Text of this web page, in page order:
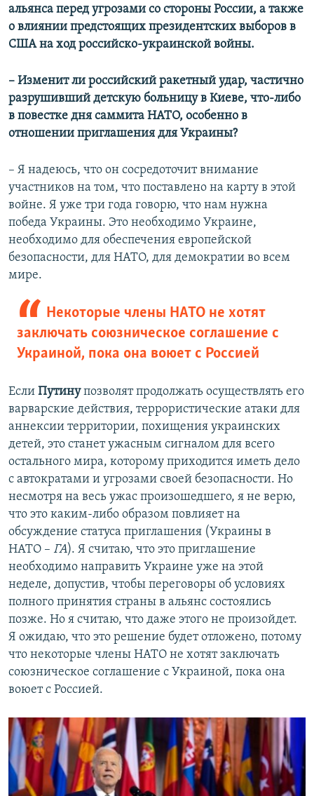
альянса перед угрозами со стороны России, а также
о влиянии предстоящих президентских выборов в
США на ход российско-украинской войны.
– Изменит ли российский ракетный удар, частично
разрушивший детскую больницу в Киеве, что-либо
в повестке дня саммита НАТО, особенно в
отношении приглашения для Украины?
– Я надеюсь, что он сосредоточит внимание
участников на том, что поставлено на карту в этой
войне. Я уже три года говорю, что нам нужна
победа Украины. Это необходимо Украине,
необходимо для обеспечения европейской
безопасности, для НАТО, для демократии во всем
мире.
Некоторые члены НАТО не хотят
заключать союзническое соглашение с
Украиной, пока она воюет с Россией
Если Путинупозволят продолжать осуществлять его
варварские действия, террористические атаки для
аннексии территории, похищения украинских
детей, это станет ужасным сигналом для всего
остального мира, которому приходится иметь дело
с автократами и угрозами своей безопасности. Но
несмотря на весь ужас произошедшего, я не верю,
что это каким-либо образом повлияет на
обсуждение статуса приглашения (Украины в
НАТО – ГА). Я считаю, что это приглашение
необходимо направить Украине уже на этой
неделе, допустив, чтобы переговоры об условиях
полного принятия страны в альянс состоялись
позже. Но я считаю, что даже этого не произойдет.
Я ожидаю, что это решение будет отложено, потому
что некоторые члены НАТО не хотят заключать
союзническое соглашение с Украиной, пока она
воюет с Россией.